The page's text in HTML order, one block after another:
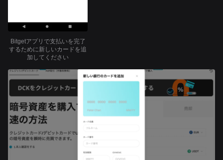
Bitgetアプリで支払いを完了
するために新しいカードを追
加してください